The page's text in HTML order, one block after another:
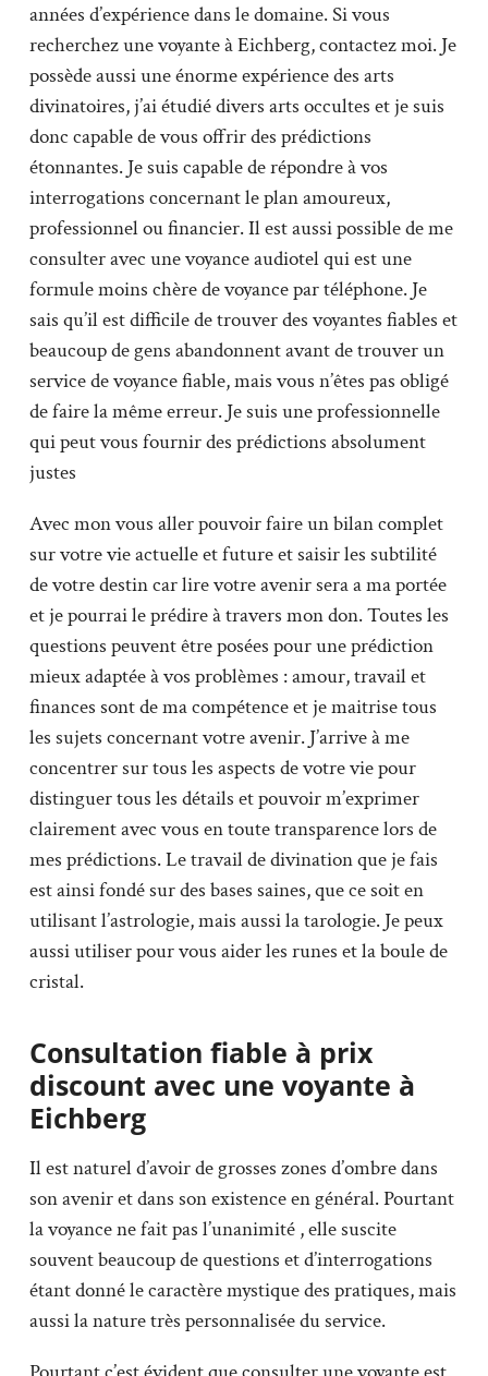
années d’expérience dans le domaine. Si vous
recherchez une voyante à Eichberg, contactez moi. Je
possède aussi une énorme expérience des arts
divinatoires, j’ai étudié divers arts occultes et je suis
donc capable de vous offrir des prédictions
étonnantes. Je suis capable de répondre à vos
interrogations concernant le plan amoureux,
professionnel ou financier. Il est aussi possible de me
consulter avec une voyance audiotel qui est une
formule moins chère de voyance par téléphone. Je
sais qu’il est difficile de trouver des voyantes fiables et
beaucoup de gens abandonnent avant de trouver un
service de voyance fiable, mais vous n’êtes pas obligé
de faire la même erreur. Je suis une professionnelle
qui peut vous fournir des prédictions absolument
justes
Avec mon vous aller pouvoir faire un bilan complet
sur votre vie actuelle et future et saisir les subtilité
de votre destin car lire votre avenir sera a ma portée
et je pourrai le prédire à travers mon don. Toutes les
questions peuvent être posées pour une prédiction
mieux adaptée à vos problèmes : amour, travail et
finances sont de ma compétence et je maitrise tous
les sujets concernant votre avenir. J’arrive à me
concentrer sur tous les aspects de votre vie pour
distinguer tous les détails et pouvoir m’exprimer
clairement avec vous en toute transparence lors de
mes prédictions. Le travail de divination que je fais
est ainsi fondé sur des bases saines, que ce soit en
utilisant l’astrologie, mais aussi la tarologie. Je peux
aussi utiliser pour vous aider les runes et la boule de
cristal.
Consultation fiable à prix
discount avec une voyante à
Eichberg
Il est naturel d’avoir de grosses zones d’ombre dans
son avenir et dans son existence en général. Pourtant
la voyance ne fait pas l’unanimité , elle suscite
souvent beaucoup de questions et d’interrogations
étant donné le caractère mystique des pratiques, mais
aussi la nature très personnalisée du service.